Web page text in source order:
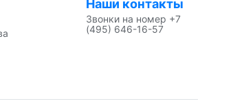
Наши контакты
Звонки на номер +7
(495) 646-16-57